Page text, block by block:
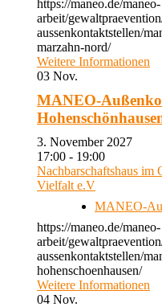
https://maneo.de/maneo-
arbeit/
aussenkontaktstellen/
marzahn-nord/
Weitere Informationen
03 Nov.
MANEO-
3. November 2027
17:00 - 19:00
Nachbarschaftshaus im
Vielfalt e.V
MANEO-
https://maneo.de/maneo-
arbeit/
aussenkontaktstellen/
hohenschoenhausen/
Weitere Informationen
04 Nov.